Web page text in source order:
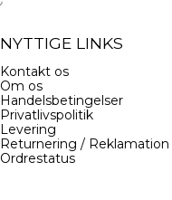
NYTTIGE LINKS
Kontakt os
Om os
Handelsbetingelser
Privatlivspolitik
Levering
Returnering / Reklamation
Ordrestatus